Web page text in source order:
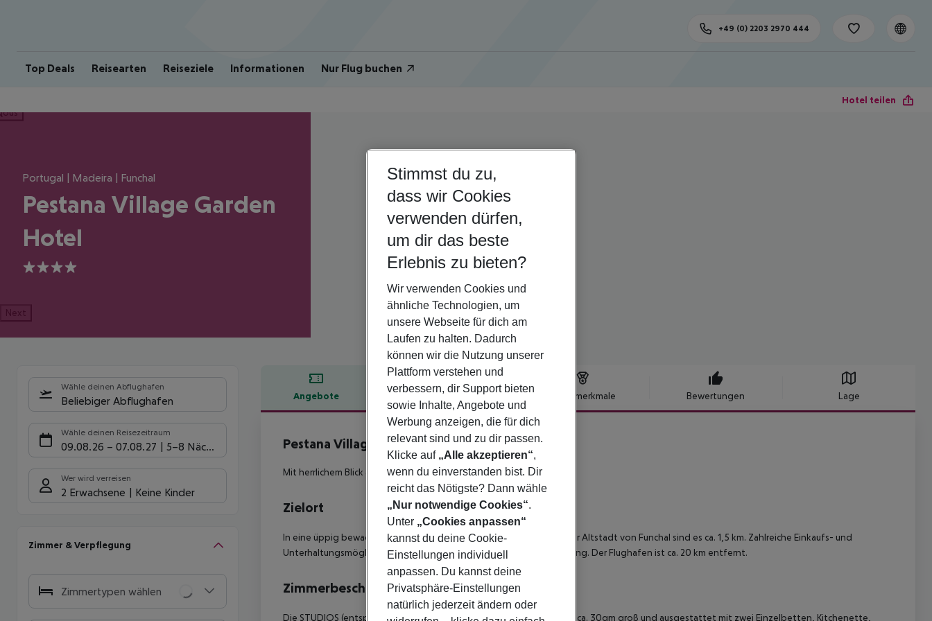
Top Deals Reisearten Reiseziele Informationen Nur Flug buchen
+49 (0) 2203 2970 444
Hotel teilen
Portugal | Madeira | Funchal
Pestana Village Garden
Hotel
4
Next
Wähle deinen Abflughafen
Beliebiger Abflughafen
Wähle deinen Reisezeitraum
09.08.26 – 07.08.27 5-8 Nächte
Wer wird verreisen
2 Erwachsene Keine Kinder
Zimmer & Verpflegung
Zimmertypen wählen
Angebote Hotelbeschreibung Hotelmerkmale Bewertungen Lage
Hotelbeschreibung
Pestana Village Garden Hotel
4
Mit herrlichem Blick auf die Berge, den Garten und den Pool.
Zielort
In eine üppig bewachsene, subtropische Parkanlage eingebettet.
Zur Altstadt von Funchal sind es ca. 1,5 km. Zahlreiche Einkaufs- und
Unterhaltungsmöglichkeiten befinden sich in unmittelbarer Umgebung. Der Flughafen ist ca. 20 km entfernt.
Zimmerbeschreibung
Die STUDIOS (entsprechen im Hotel: STUDIO CLASSIC VILLAGE) sind ca. 30qm groß und ausgestattet mit zwei Einzelbetten, Kitchenette,
Stimmst du zu,
dass wir Cookies
verwenden dürfen,
um dir das beste
Erlebnis zu bieten?
Wir verwenden Cookies und
ähnliche Technologien, um
unsere Webseite für dich am
Laufen zu halten. Dadurch
können wir die Nutzung unserer
Plattform verstehen und
verbessern, dir Support bieten
sowie Inhalte, Angebote und
Werbung anzeigen, die für dich
relevant sind und zu dir passen.
Klicke auf „Alle akzeptieren“,
wenn du einverstanden bist. Dir
reicht das Nötigste? Dann wähle
„Nur notwendige Cookies“.
Unter „Cookies anpassen“
kannst du deine Cookie-
Einstellungen individuell
anpassen. Du kannst deine
Privatsphäre-Einstellungen
natürlich jederzeit ändern oder